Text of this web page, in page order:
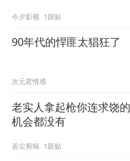
今夕影视 1跟贴
90年代的悍匪太猖狂了
次元君情感
老实人拿起枪你连求饶的
机会都没有
若尘剪辑 1跟贴